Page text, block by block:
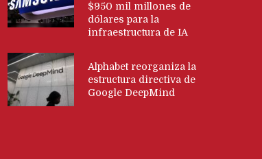
$950 mil millones de
dólares para la
infraestructura de IA
Alphabet reorganiza la
estructura directiva de
Google DeepMind